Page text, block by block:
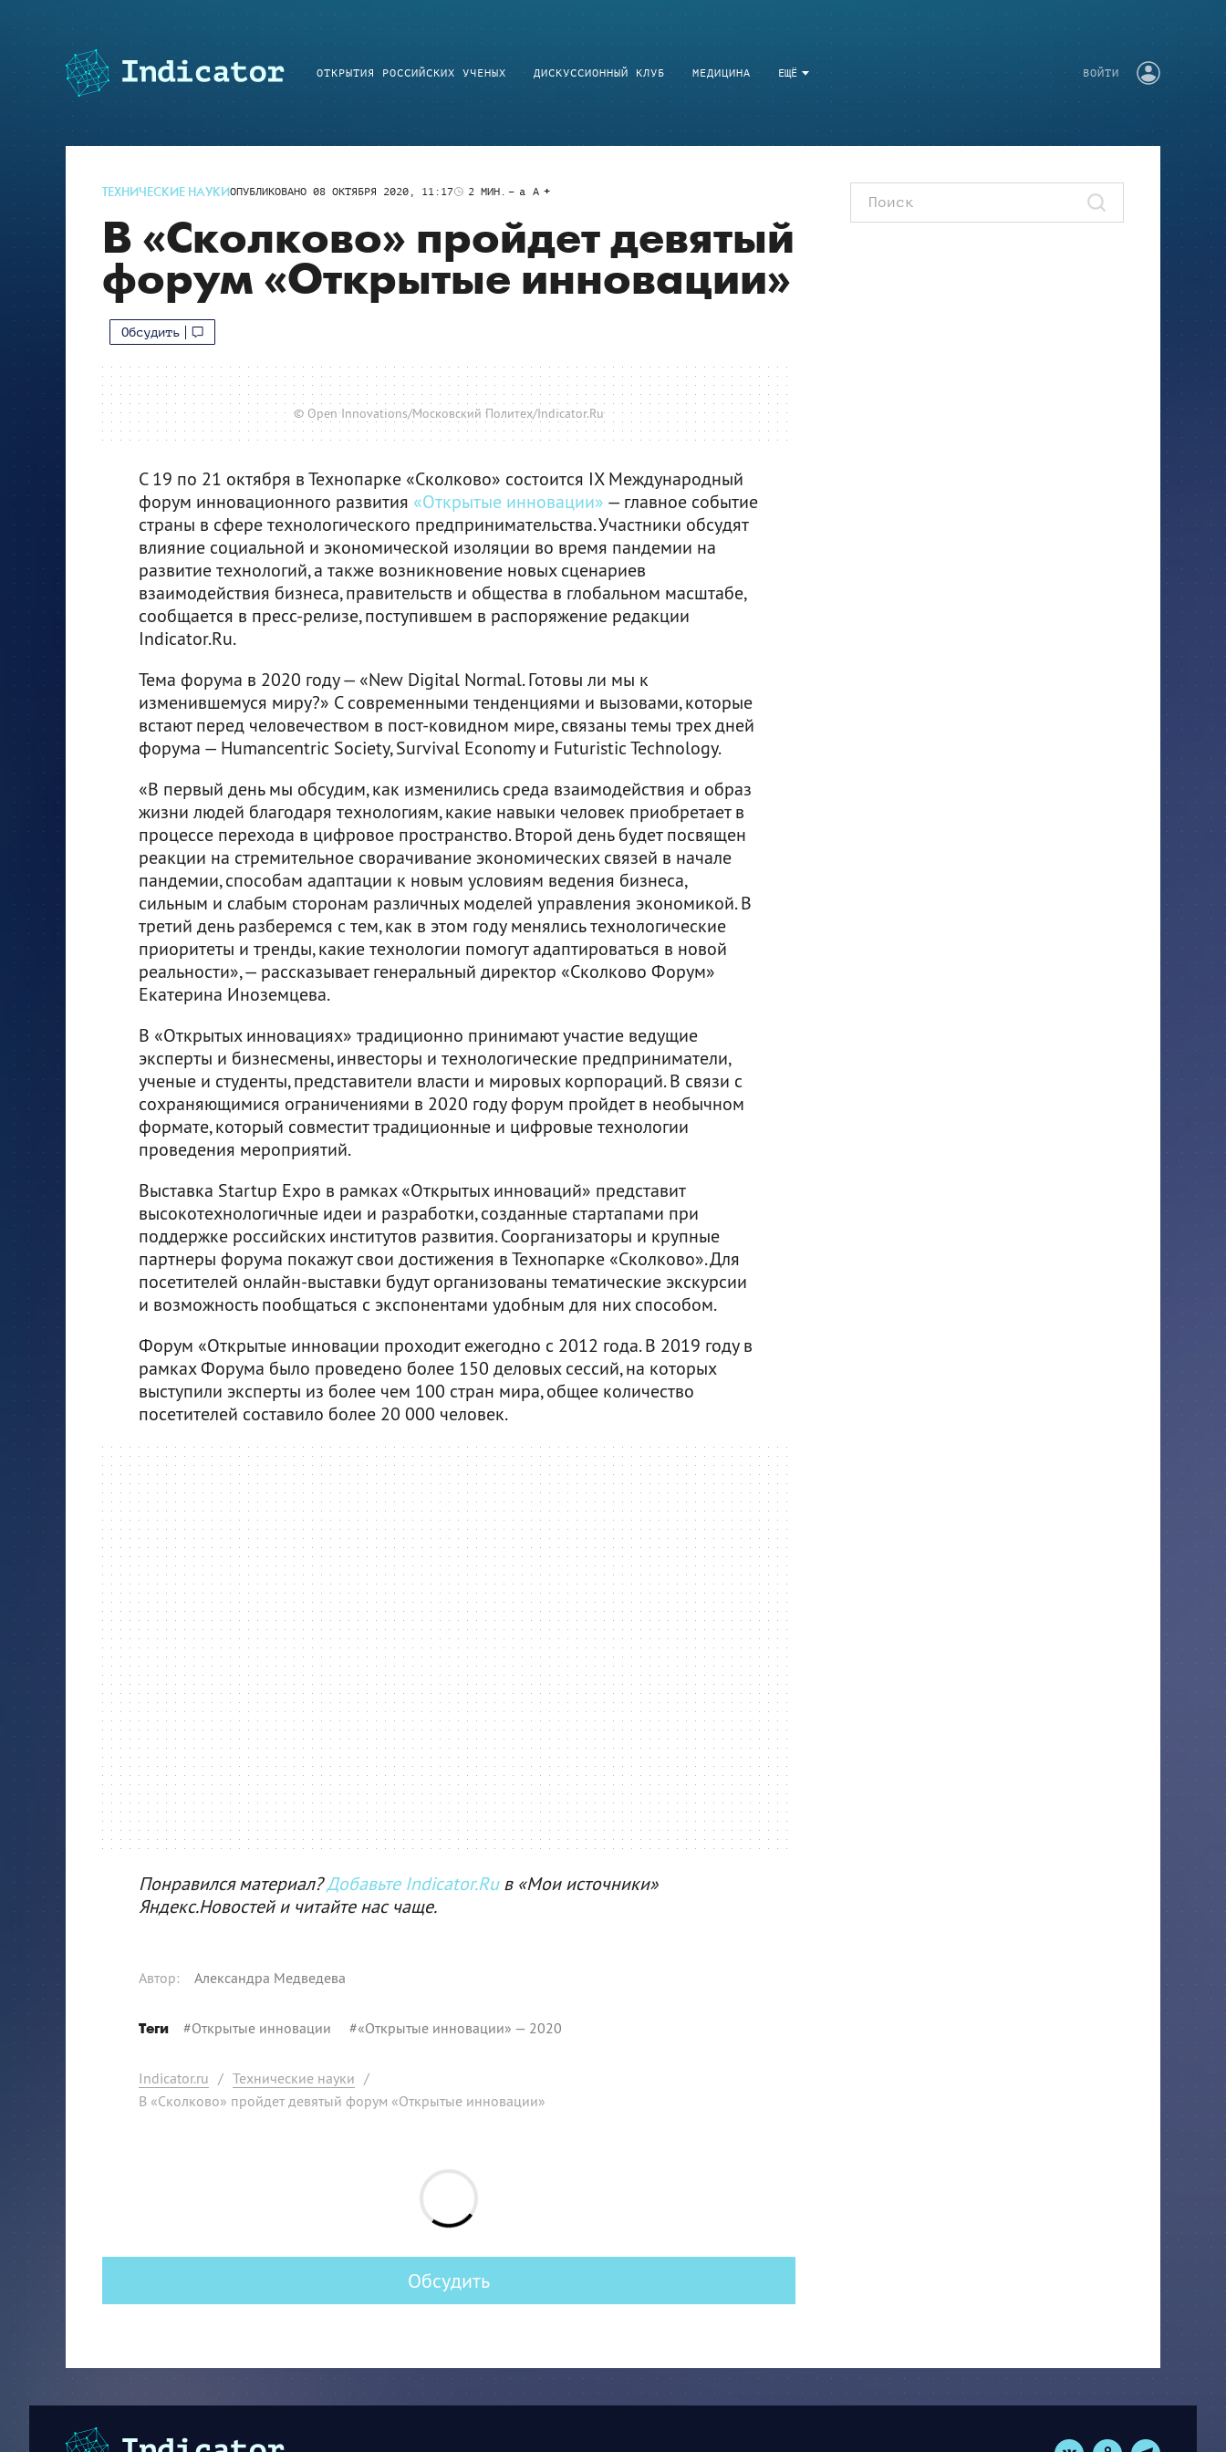
ЕЩЁ
ОТКРЫТИЯ РОССИЙСКИХ УЧЕНЫХ ДИСКУССИОННЫЙ КЛУБ МЕДИЦИНА ВОЙТИ
ТЕХНИЧЕСКИЕ НАУКИОПУБЛИКОВАНО 08 ОКТЯБРЯ 2020, 11:17 2 МИН. a A
В «Сколково» пройдет девятый
форум «Открытые инновации»
Обсудить
© Open Innovations/Московский Политех/Indicator.Ru
С 19 по 21 октября в Технопарке «Сколково» состоится IX Международный
форум инновационного развития «Открытые инновации» — главное событие
страны в сфере технологического предпринимательства. Участники обсудят
влияние социальной и экономической изоляции во время пандемии на
развитие технологий, а также возникновение новых сценариев
взаимодействия бизнеса, правительств и общества в глобальном масштабе,
сообщается в пресс-релизе, поступившем в распоряжение редакции
Indicator.Ru.
Тема форума в 2020 году — «New Digital Normal. Готовы ли мы к
изменившемуся миру?» С современными тенденциями и вызовами, которые
встают перед человечеством в пост-ковидном мире, связаны темы трех дней
форума — Humancentric Society, Survival Economy и Futuristic Technology.
«В первый день мы обсудим, как изменились среда взаимодействия и образ
жизни людей благодаря технологиям, какие навыки человек приобретает в
процессе перехода в цифровое пространство. Второй день будет посвящен
реакции на стремительное сворачивание экономических связей в начале
пандемии, способам адаптации к новым условиям ведения бизнеса,
сильным и слабым сторонам различных моделей управления экономикой. В
третий день разберемся с тем, как в этом году менялись технологические
приоритеты и тренды, какие технологии помогут адаптироваться в новой
реальности», — рассказывает генеральный директор «Сколково Форум»
Екатерина Иноземцева.
В «Открытых инновациях» традиционно принимают участие ведущие
эксперты и бизнесмены, инвесторы и технологические предприниматели,
ученые и студенты, представители власти и мировых корпораций. В связи с
сохраняющимися ограничениями в 2020 году форум пройдет в необычном
формате, который совместит традиционные и цифровые технологии
проведения мероприятий.
Выставка Startup Expo в рамках «Открытых инноваций» представит
высокотехнологичные идеи и разработки, созданные стартапами при
поддержке российских институтов развития. Соорганизаторы и крупные
партнеры форума покажут свои достижения в Технопарке «Сколково». Для
посетителей онлайн-выставки будут организованы тематические экскурсии
и возможность пообщаться с экспонентами удобным для них способом.
Форум «Открытые инновации проходит ежегодно с 2012 года. В 2019 году в
рамках Форума было проведено более 150 деловых сессий, на которых
выступили эксперты из более чем 100 стран мира, общее количество
посетителей составило более 20 000 человек.
Понравился материал?Добавьте Indicator.Ruв «Мои источники»
Яндекс.Новостей и читайте нас чаще.
Автор: Александра Медведева
Теги #Открытые инновации #«Открытые инновации» — 2020
Indicator.ru / Технические науки /
В «Сколково» пройдет девятый форум «Открытые инновации»
Обсудить